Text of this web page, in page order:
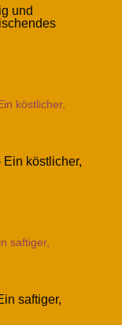
und
Ein köstlicher,
saftiger,